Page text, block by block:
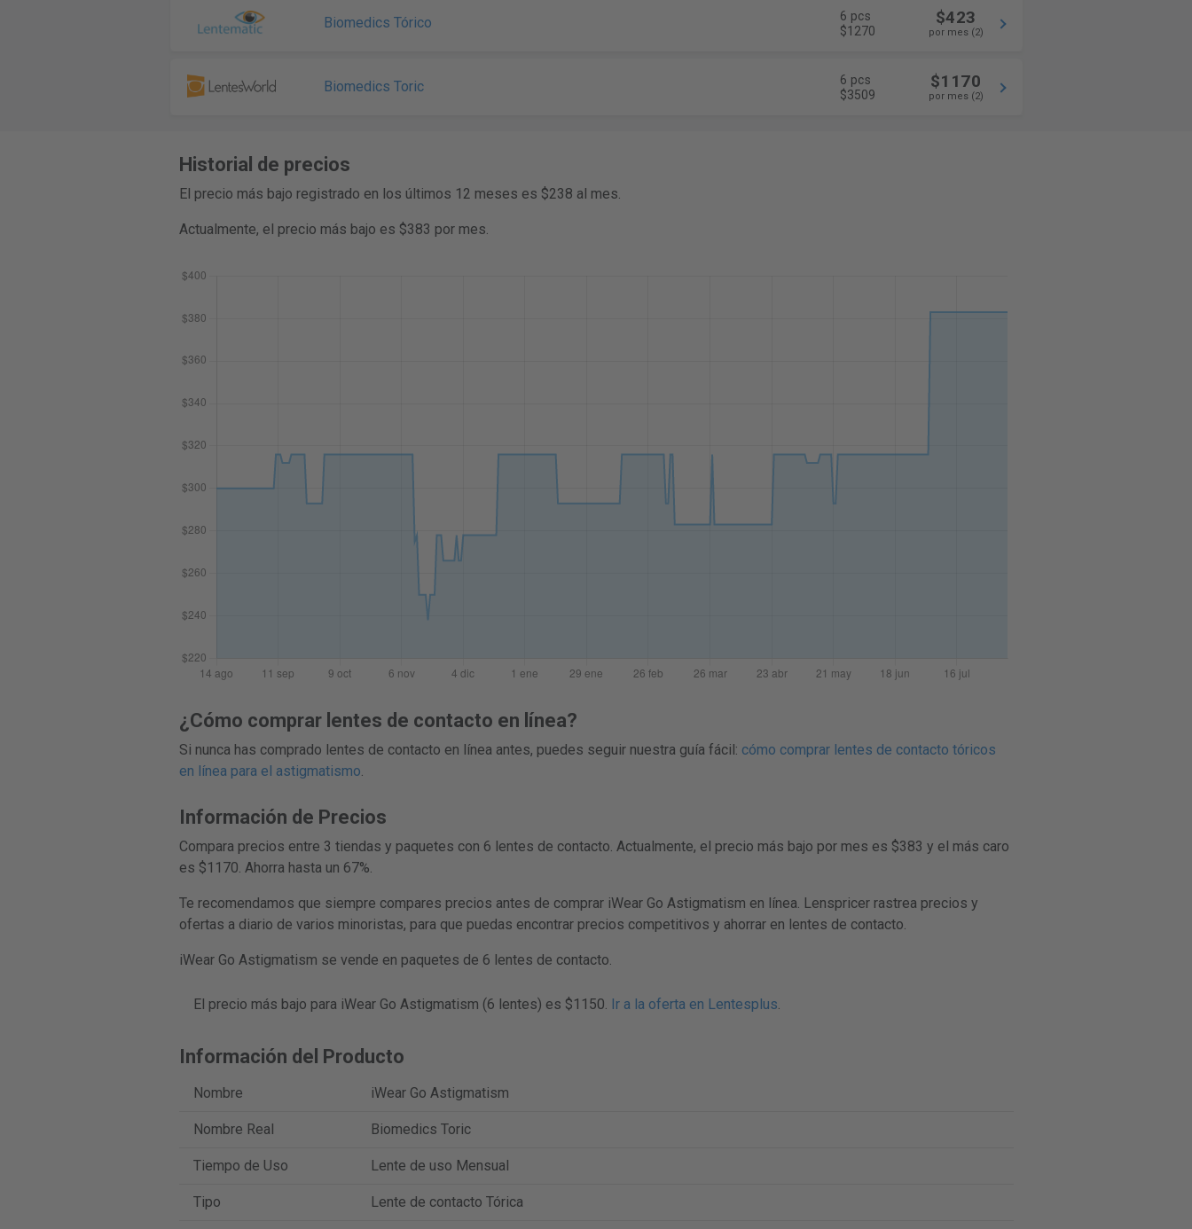
Biomedics Tórico
6 pcs
$1270
$423
por mes (2)
Biomedics Toric
6 pcs
$3509
$1170
por mes (2)
Historial de precios
El precio más bajo registrado en los últimos 12 meses es $238 al mes.
Actualmente, el precio más bajo es $383 por mes.
¿Cómo comprar lentes de contacto en línea?
Si nunca has comprado lentes de contacto en línea antes, puedes seguir nuestra guía fácil: cómo comprar lentes de contacto tóricos
en línea para el astigmatismo.
Información de Precios
Compara precios entre 3 tiendas y paquetes con 6 lentes de contacto. Actualmente, el precio más bajo por mes es $383 y el más caro
es $1170. Ahorra hasta un 67%.
Te recomendamos que siempre compares precios antes de comprar iWear Go Astigmatism en línea. Lenspricer rastrea precios y
ofertas a diario de varios minoristas, para que puedas encontrar precios competitivos y ahorrar en lentes de contacto.
iWear Go Astigmatism se vende en paquetes de 6 lentes de contacto.
El precio más bajo para iWear Go Astigmatism (6 lentes) es $1150. Ir a la oferta en Lentesplus.
Información del Producto
Nombre iWear Go Astigmatism
Nombre Real Biomedics Toric
Tiempo de Uso Lente de uso Mensual
Tipo Lente de contacto Tórica